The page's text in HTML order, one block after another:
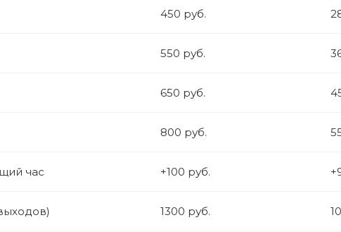
450 руб.
550 руб.
650 руб.
800 руб.
час +100 руб.
1300 руб.